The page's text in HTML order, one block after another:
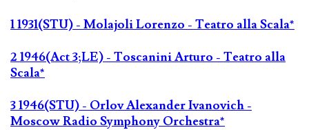
1 1931(STU) - Molajoli Lorenzo - Teatro alla Scala*
2 1946(Act 3;LE) - Toscanini Arturo - Teatro alla
Scala*
3 1946(STU) - Orlov Alexander Ivanovich -
Moscow Radio Symphony Orchestra*